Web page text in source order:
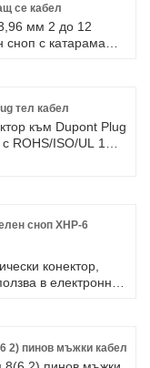
се кабел
мм 2 до 12
сноп с катарама
в продължение
по -голямата част
и Америка.
тел кабел
към Dupont Plug
с ROHS/ISO/UL 1
Очакваме да
партньори в
сноп XHP-6
конектор,
в електронни
2) пинов мъжки кабел